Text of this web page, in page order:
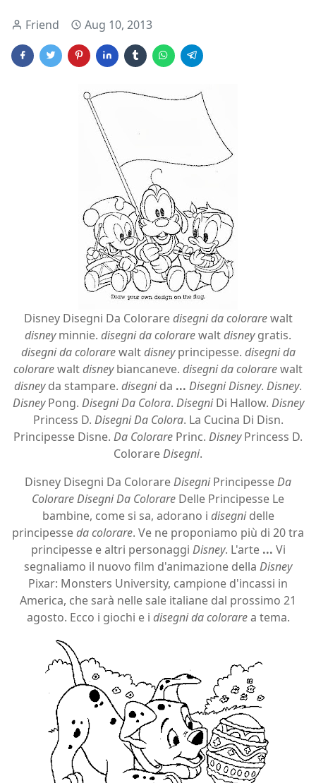
Friend Aug 10, 2013
Disney Disegni Da Coloraredisegni da colorarewalt
disneyminnie. disegni da colorarewaltdisneygratis.
disegni da colorarewaltdisneyprincipesse. disegni da
colorarewaltdisneybiancaneve. disegni da colorarewalt
disneyda stampare. disegnida ... Disegni Disney. Disney.
DisneyPong. Disegni Da Colora. DisegniDi Hallow. Disney
Princess D. Disegni Da Colora. La Cucina Di Disn.
Principesse Disne. Da Colorare Princ. DisneyPrincess D.
ColorareDisegni.
Disney Disegni Da ColorareDisegniPrincipesseDa
Colorare Disegni Da Colorare Delle Principesse Le
bambine, come si sa, adorano i disegnidelle
principesseda colorare. Ve ne proponiamo più di 20 tra
principesse e altri personaggi Disney. L'arte ... Vi
segnaliamo il nuovo film d'animazione della Disney
Pixar: Monsters University, campione d'incassi in
America, che sarà nelle sale italiane dal prossimo 21
agosto. Ecco i giochi e i disegni da colorarea tema.